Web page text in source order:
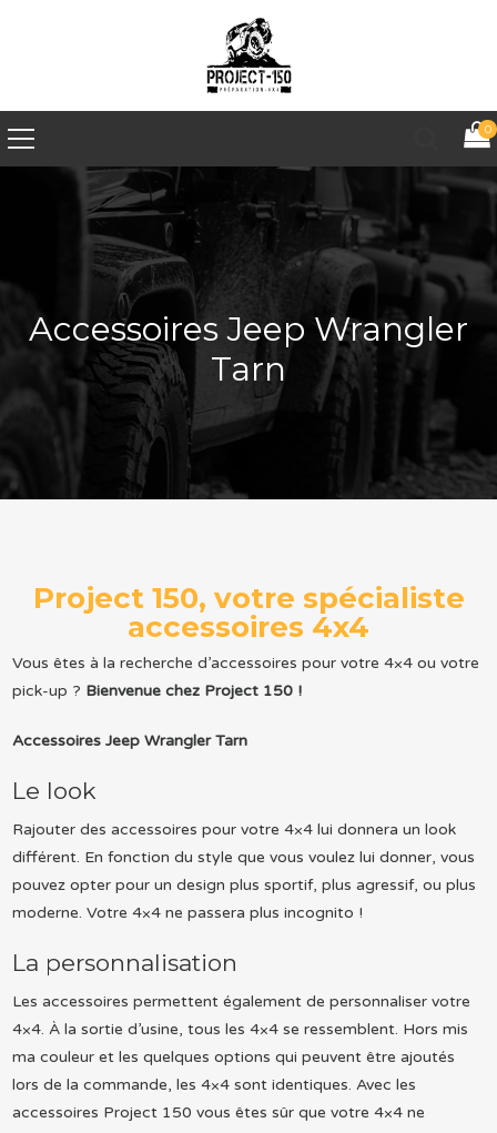
0
Accessoires Jeep Wrangler
Tarn
Project 150, votre spécialiste
accessoires 4x4
Vous êtes à la recherche d’accessoires pour votre 4×4 ou votre
pick-up ? Bienvenue chez Project 150 !
Accessoires Jeep Wrangler Tarn
Le look
Rajouter des accessoires pour votre 4×4 lui donnera un look
différent. En fonction du style que vous voulez lui donner, vous
pouvez opter pour un design plus sportif, plus agressif, ou plus
moderne. Votre 4×4 ne passera plus incognito !
La personnalisation
Les accessoires permettent également de personnaliser votre
4×4. À la sortie d’usine, tous les 4×4 se ressemblent. Hors mis
ma couleur et les quelques options qui peuvent être ajoutés
lors de la commande, les 4×4 sont identiques. Avec les
accessoires Project 150 vous êtes sûr que votre 4×4 ne